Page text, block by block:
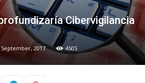
Cibervigilancia
September, 2017 4505